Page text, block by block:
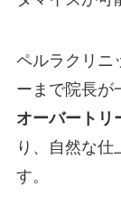
ペルラクリニ
ーまで院長が
オーバートリ
り、自然な
す。